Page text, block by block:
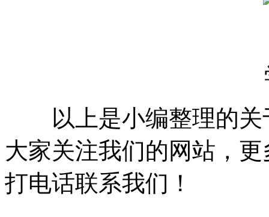
以上是小编整理的关
大家关注我们的网站，
打电话联系我们！